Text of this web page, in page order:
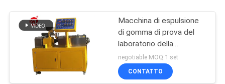
Macchina di espulsione
di gomma di prova del
laboratorio della
macchina della vite di
gomma del gemello per
PA del PC del PVC
negotiable MOQ:1 set
CONTATTO